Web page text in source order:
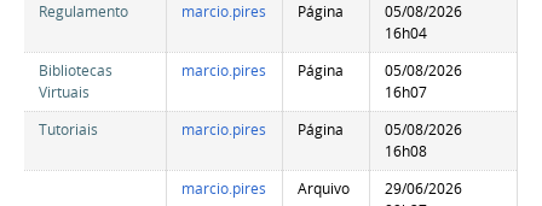
Regulamento
marcio.pires Página
05/08/2026
16h04
Bibliotecas
Virtuais
marcio.pires Página
05/08/2026
16h07
Tutoriais
marcio.pires Página
05/08/2026
16h08
marcio.pires
Arquivo
29/06/2026